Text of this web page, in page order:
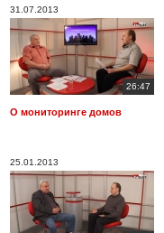
31.07.2013
26:47
О мониторинге домов
25.01.2013